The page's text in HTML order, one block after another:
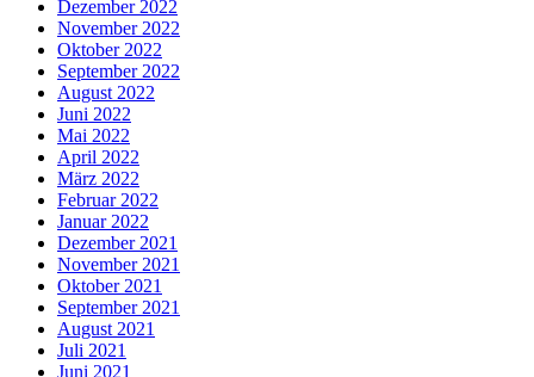
Dezember 2022
November 2022
Oktober 2022
September 2022
August 2022
Juni 2022
Mai 2022
April 2022
März 2022
Februar 2022
Januar 2022
Dezember 2021
November 2021
Oktober 2021
September 2021
August 2021
Juli 2021
Juni 2021